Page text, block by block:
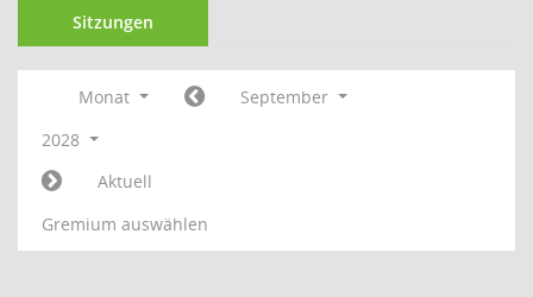
Sitzungen
Monat
September
2028
Aktuell
Gremium auswählen